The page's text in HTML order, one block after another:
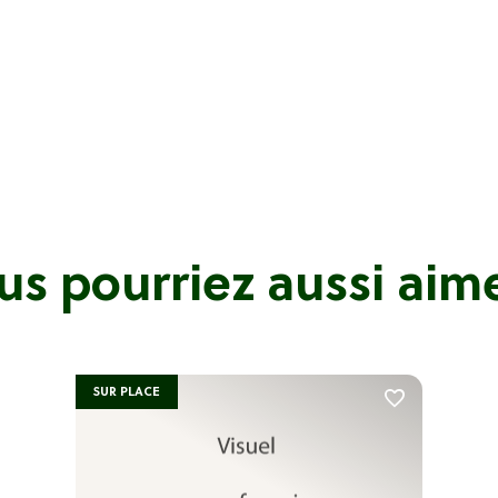
pourriez aussi
SUR PLACE